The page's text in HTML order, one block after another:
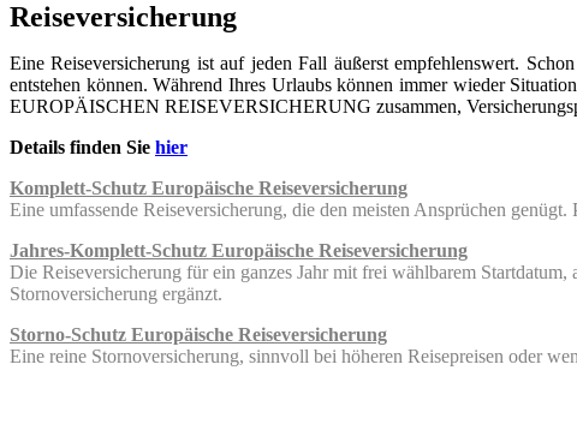
Reiseversicherung
Eine Reiseversicherung ist auf jeden Fall äußerst empfehlenswert.
entstehen können. Während Ihres Urlaubs können immer wieder
EUROPÄISCHEN REISEVERSICHERUNG zusammen,
Details finden Sie hier
Komplett-Schutz Europäische Reiseversicherung
Eine umfassende Reiseversicherung, die den meisten Ansprüchen
Jahres-Komplett-Schutz Europäische Reiseversicherung
Die Reiseversicherung für ein ganzes Jahr mit frei wählbarem
Stornoversicherung ergänzt.
Storno-Schutz Europäische Reiseversicherung
Eine reine Stornoversicherung, sinnvoll bei höheren Reisepreisen oder